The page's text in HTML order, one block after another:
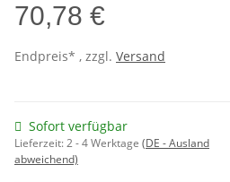
70,78 €
Endpreis* , zzgl. Versand
Sofort verfügbar
Lieferzeit:2 - 4 Werktage (DE - Ausland
abweichend)